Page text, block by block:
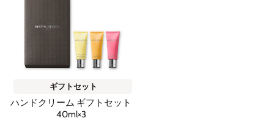
ギフトセット
ハンドクリーム ギフトセット
40ml×3